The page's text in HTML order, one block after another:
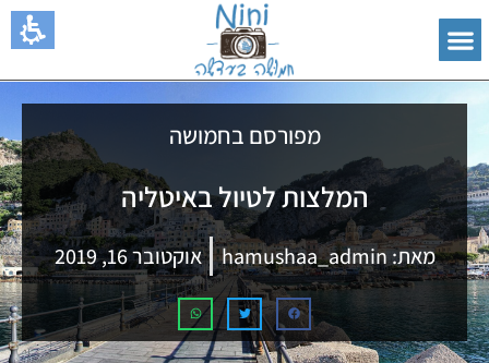
מפורסם בחמושה
המלצות לטיול באיטליה
מאת:hamushaa_admin אוקטובר 16, 2019